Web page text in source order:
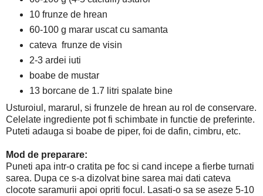
10 frunze de hrean
60-100 g marar uscat cu samanta
cateva frunze de visin
2-3 ardei iuti
boabe de mustar
13 borcane de 1.7 litri spalate bine
Usturoiul, mararul, si frunzele de hrean au rol de conservare.
Celelate ingrediente pot fi schimbate in functie de preferinte.
Puteti adauga si boabe de piper, foi de dafin, cimbru, etc.
Mod de preparare:
Puneti apa intr-o cratita pe foc si cand incepe a fierbe turnati
sarea. Dupa ce s-a dizolvat bine sarea mai dati cateva
clocote saramurii apoi opriti focul. Lasati-o sa se aseze 5-10